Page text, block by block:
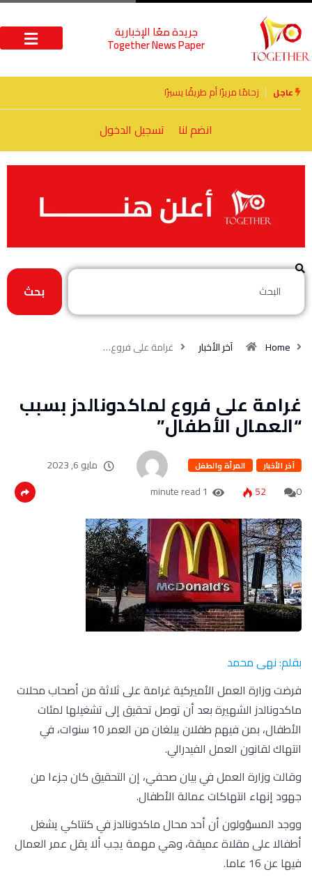
جريدة معًا الإخبارية
Together News Paper
عاجل الأخوة الأعداء وحتمًا لابد من لقاء
انضم لنا تسجيل الدخول
بحث
Home آخر الأخبار غرامة على فروع…
غرامة على فروع لماكدونالدز بسبب
“العمال الأطفال”
آخر الأخبار المرأة والطفل
مايو 6, 2023
0
52
1 minute read
بقلم: نهى محمد
فرضت وزارة العمل الأميركية غرامة على ثلاثة من أصحاب محلات
ماكدونالدز الشهيرة بعد أن توصل تحقيق إلى تشغيلها لمئات
الأطفال، بمن فيهم طفلان يبلغان من العمر 10 سنوات، في
انتهاك لقانون العمل الفيدرالي.
وقالت وزارة العمل في بيان صحفي، إن التحقيق كان جزءا من
جهود إنهاء انتهاكات عمالة الأطفال.
ووجد المسؤولون أن أحد محال ماكدونالدز في كنتاكي يشغل
أطفالا على مقلاة عميقة، وهي مهمة يجب ألا يقل عمر العمال
فيها عن 16 عاما.